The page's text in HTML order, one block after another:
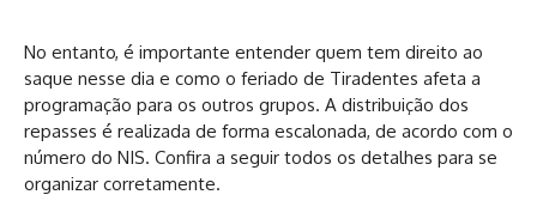
No entanto, é importante entender quem tem direito ao
saque nesse dia e como o feriado de Tiradentes afeta a
programação para os outros grupos. A distribuição dos
repasses é realizada de forma escalonada, de acordo com o
número do NIS. Confira a seguir todos os detalhes para se
organizar corretamente.